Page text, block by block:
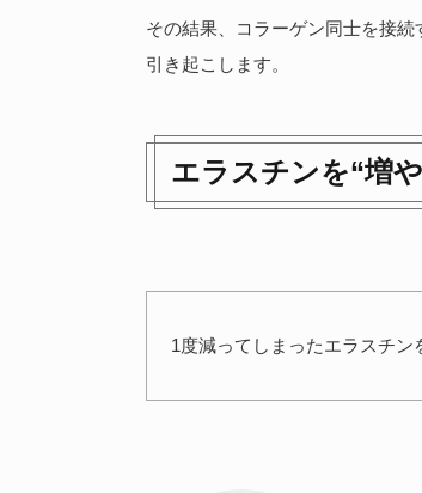
その結果、コラーゲン同士を接
引き起こします。
エラスチンを“増
1度減ってしまったエラスチ